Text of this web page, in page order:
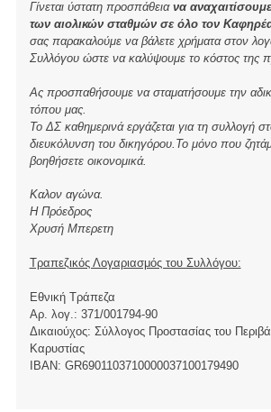
Γίνεται ύστατη προσπάθεια να
των αιολικών σταθμών σε όλο τον
σας παρακαλούμε να βάλετε χρήματα στον
Συλλόγου ώστε να καλύψουμε το κόστος της
Ας προσπαθήσουμε να σταματήσουμε την
τόπου μας.
Το ΔΣ καθημερινά εργάζεται για τη συλλογή
διευκόλυνση του δικηγόρου.Το μόνο που
βοηθήσετε οικονομικά.
Καλον αγώνα.
Η Πρόεδρος
Χρυσή Μπερετη
Τραπεζικός Λογαριασμός του Συλλόγου:
Εθνική Τράπεζα
Αρ. λογ.: 371/001794-90
Δικαιούχος: Σύλλογος Προστασίας του
Καρυστίας
ΙBAN: GR6901103710000037100179490